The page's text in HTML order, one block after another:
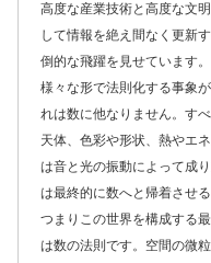
高度な産業技術と高度な文
して情報を絶え間なく更新
倒的な飛躍を見せています。
様々な形で法則化する事象
れは数に他なりません。す
天体、色彩や形状、熱やエ
は音と光の振動によって成
は最終的に数へと帰着させる
つまりこの世界を構成する
は数の法則です。空間の微